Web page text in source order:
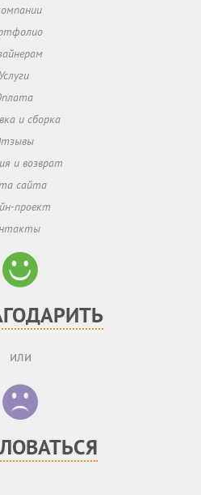
Услуги
и сборка
и возврат
сайта
проект
или